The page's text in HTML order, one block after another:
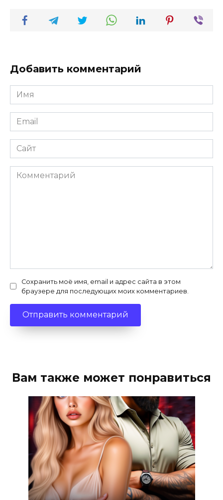
Добавить комментарий
Имя
*
Email
*
Сайт
Комментарий
Сохранить моё имя, email и адрес сайта в этом
браузере для последующих моих комментариев.
Вам также может понравиться